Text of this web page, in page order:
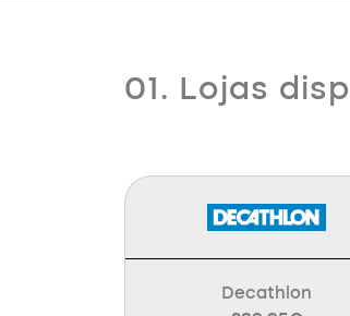
01. Lojas
Decathlon